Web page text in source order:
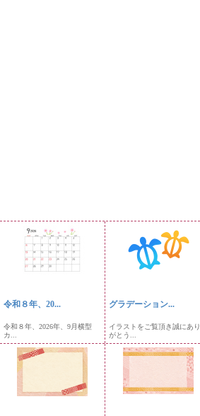
令和８年、20...
令和８年、2026年、9月横型
カ...
グラデーション...
イラストをご覧頂き誠にあり
がとう...